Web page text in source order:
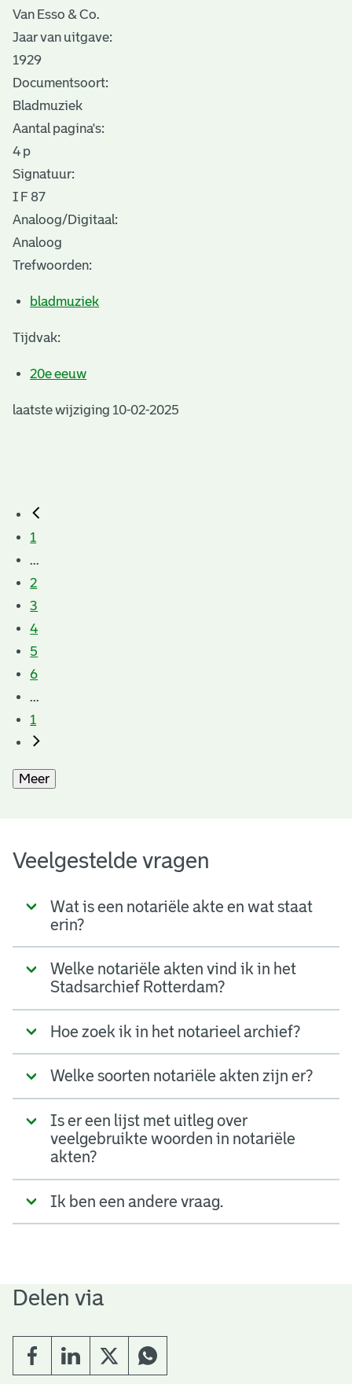
Van Esso & Co.
Jaar van uitgave:
1929
Documentsoort:
Bladmuziek
Aantal pagina's:
4 p
Signatuur:
I F 87
Analoog/Digitaal:
Analoog
Trefwoorden:
bladmuziek
Tijdvak:
20e eeuw
laatste wijziging 10-02-2025
1
...
2
3
4
5
6
...
1
Meer
Veelgestelde vragen
Wat is een notariële akte en wat staat
erin?
Welke notariële akten vind ik in het
Stadsarchief Rotterdam?
Hoe zoek ik in het notarieel archief?
Welke soorten notariële akten zijn er?
Is er een lijst met uitleg over
veelgebruikte woorden in notariële
akten?
Ik ben een andere vraag.
Delen via